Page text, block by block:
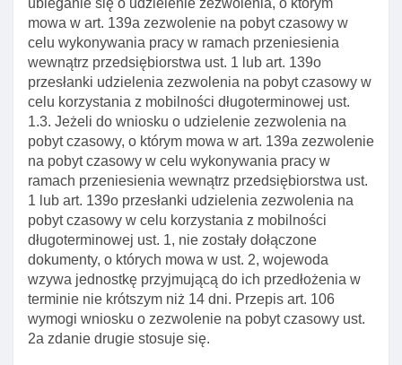
ubieganie się o udzielenie zezwolenia, o którym
mowa w art. 139a zezwolenie na pobyt czasowy w
celu wykonywania pracy w ramach przeniesienia
wewnątrz przedsiębiorstwa ust. 1 lub art. 139o
przesłanki udzielenia zezwolenia na pobyt czasowy w
celu korzystania z mobilności długoterminowej ust.
1.3. Jeżeli do wniosku o udzielenie zezwolenia na
pobyt czasowy, o którym mowa w art. 139a zezwolenie
na pobyt czasowy w celu wykonywania pracy w
ramach przeniesienia wewnątrz przedsiębiorstwa ust.
1 lub art. 139o przesłanki udzielenia zezwolenia na
pobyt czasowy w celu korzystania z mobilności
długoterminowej ust. 1, nie zostały dołączone
dokumenty, o których mowa w ust. 2, wojewoda
wzywa jednostkę przyjmującą do ich przedłożenia w
terminie nie krótszym niż 14 dni. Przepis art. 106
wymogi wniosku o zezwolenie na pobyt czasowy ust.
2a zdanie drugie stosuje się.
Art. 190. Okres udzielenia zezwolenia na pobyt
czasowy ze względu na inne okolicznośCI
Art. 190a. Przesłanki odmowy się wszczęcia
postępowania w sprawie udzielenia
cudzoziemcowi zezwolenia na pobyt czasowy
Art. 191. Wyłączenie stosowania niektórych
przepisów ustawy do odmowy udzielenia
zezwolenia na pobyt czasowy ze względu na inne
okolicznośCI
Art. 192. Cofnięcie zezwolenia na pobyt czasowy
ze względu na inne okolicznośCI
Art. 193. Obowiązek informacyjny wojewody
Art. 194. Rozporządzenie w sprawie wymaganych
od cudzoziemca środków finansowych
Art. 98. Warunki udzielenia zezwolenia na pobyt